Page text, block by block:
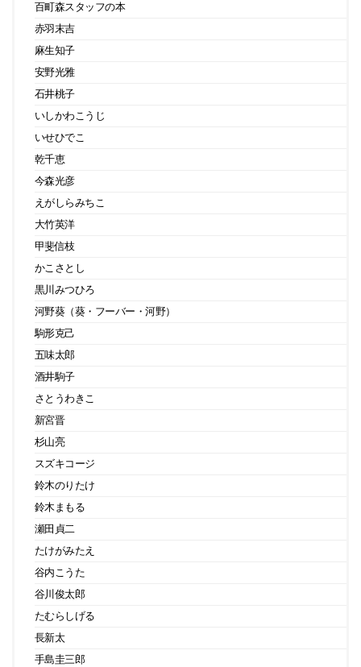
百町森スタッフの本
赤羽末吉
麻生知子
安野光雅
石井桃子
いしかわこうじ
いせひでこ
乾千恵
今森光彦
えがしらみちこ
大竹英洋
甲斐信枝
かこさとし
黒川みつひろ
河野葵（葵・フーバー・河野）
駒形克己
五味太郎
酒井駒子
さとうわきこ
新宮晋
杉山亮
スズキコージ
鈴木のりたけ
鈴木まもる
瀬田貞二
たけがみたえ
谷内こうた
谷川俊太郎
たむらしげる
長新太
手島圭三郎